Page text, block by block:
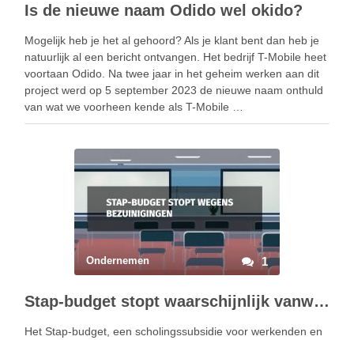
Is de nieuwe naam Odido wel okido?
Mogelijk heb je het al gehoord? Als je klant bent dan heb je
natuurlijk al een bericht ontvangen. Het bedrijf T-Mobile heet
voortaan Odido. Na twee jaar in het geheim werken aan dit
project werd op 5 september 2023 de nieuwe naam onthuld
van wat we voorheen kende als T-Mobile …
Ondernemen 1
Stap-budget stopt waarschijnlijk vanwege kabinetsbezuiniging
Het Stap-budget, een scholingssubsidie voor werkenden en